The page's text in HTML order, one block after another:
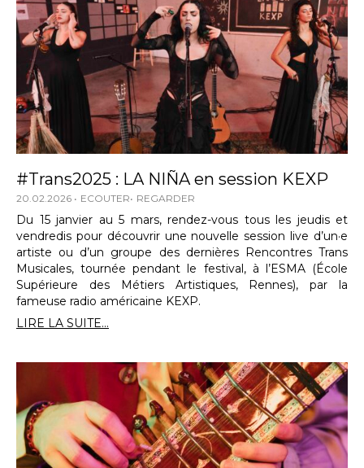
#Trans2025 : LA NIÑA en session KEXP
20.02.2026 ECOUTER REGARDER
Du 15 janvier au 5 mars, rendez-vous tous les jeudis et
vendredis pour découvrir une nouvelle session live d’un·e
artiste ou d’un groupe des dernières Rencontres Trans
Musicales, tournée pendant le festival, à l’ESMA (École
Supérieure des Métiers Artistiques, Rennes), par la
fameuse radio américaine KEXP.
LIRE LA SUITE...